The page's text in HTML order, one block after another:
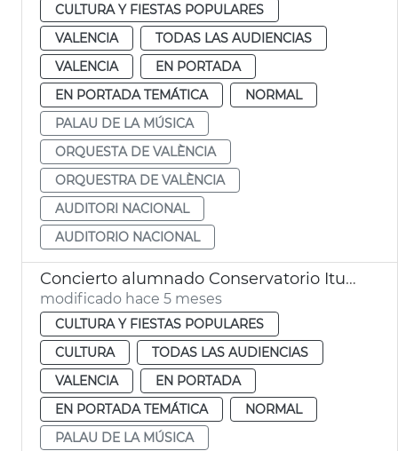
CULTURA Y FIESTAS POPULARES
VALENCIA
TODAS LAS AUDIENCIAS
VALENCIA
EN PORTADA
EN PORTADA TEMÁTICA
NORMAL
PALAU DE LA MÚSICA
ORQUESTA DE VALÈNCIA
ORQUESTRA DE VALÈNCIA
AUDITORI NACIONAL
AUDITORIO NACIONAL
Concierto alumnado Conservatorio Iturbi en el Palau de la Música de València
modificado hace 5 meses
CULTURA Y FIESTAS POPULARES
CULTURA
TODAS LAS AUDIENCIAS
VALENCIA
EN PORTADA
EN PORTADA TEMÁTICA
NORMAL
PALAU DE LA MÚSICA